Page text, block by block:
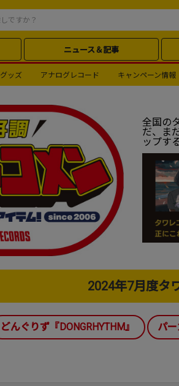
ニュース＆記事
グッズ アナログレコード キャンペーン情報
全国の
だ、ま
ップす
2024年7月度タ
どんぐりず『DONGRHYTHM』 パー